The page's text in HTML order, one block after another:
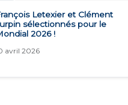
Letexier et Clément
sélectionnés pour le
2026 !
avril 2026